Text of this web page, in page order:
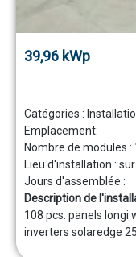
39,96 kWp
Catégories :
Emplacement:
Nombre de modules :
Lieu d'installation :
Jours d'assemblée :
Description de
108 pcs. panels longi
inverters solaredge